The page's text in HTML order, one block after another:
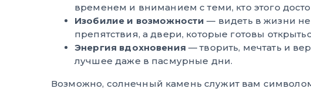
временем и вниманием с теми, кто этого
Изобилие и возможности — видеть в жизни не
препятствия, а двери, которые готовы
Энергия вдохновения — творить, мечтать и
лучшее даже в пасмурные дни.
Возможно, солнечный камень служит вам